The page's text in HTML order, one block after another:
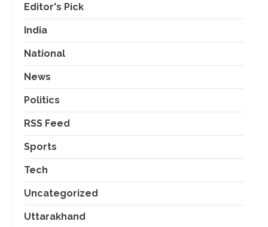
Editor's Pick
India
National
News
Politics
RSS Feed
Sports
Tech
Uncategorized
Uttarakhand